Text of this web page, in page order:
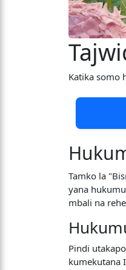
Katika somo
Tamko la
yana
mbali na
Pindi
kumekutana